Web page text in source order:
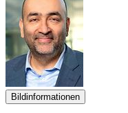
Bildinformationen